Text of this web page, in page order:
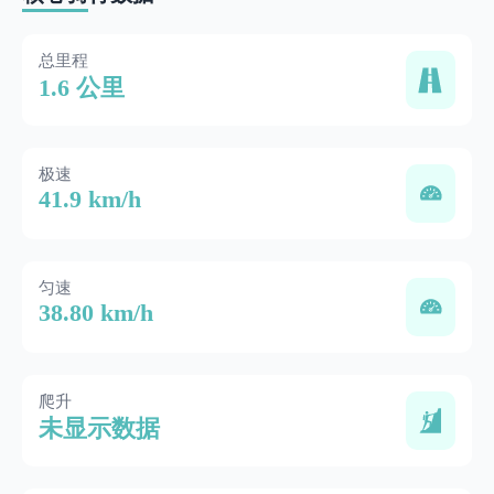
总里程
1.6 公里
极速
41.9 km/h
匀速
38.80 km/h
爬升
未显示数据